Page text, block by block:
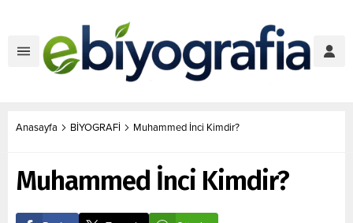
Anasayfa BİYOGRAFİ Muhammed İnci Kimdir?
Muhammed İnci Kimdir?